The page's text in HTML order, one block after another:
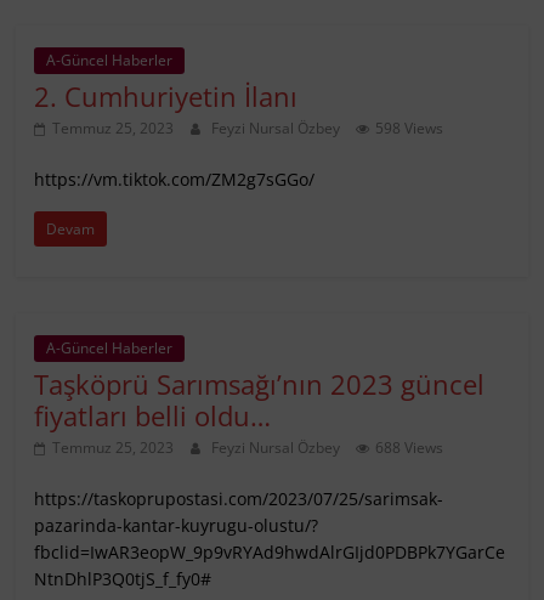
A-Güncel Haberler
2. Cumhuriyetin İlanı
Temmuz 25, 2023 Feyzi Nursal Özbey 598 Views
https://vm.tiktok.com/ZM2g7sGGo/
Devam
A-Güncel Haberler
Taşköprü Sarımsağı’nın 2023 güncel
fiyatları belli oldu…
Temmuz 25, 2023 Feyzi Nursal Özbey 688 Views
https://taskoprupostasi.com/2023/07/25/sarimsak-
pazarinda-kantar-kuyrugu-olustu/?
fbclid=IwAR3eopW_9p9vRYAd9hwdAlrGIjd0PDBPk7YGarCe
NtnDhlP3Q0tjS_f_fy0#